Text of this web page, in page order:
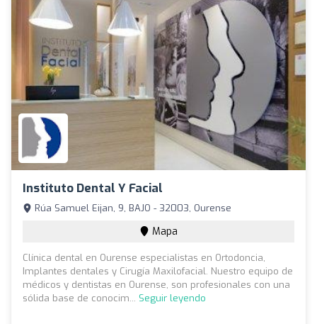
Instituto Dental Y Facial
Rúa Samuel Eijan, 9, BAJO - 32003, Ourense
Mapa
Clínica dental en Ourense especialistas en Ortodoncia,
Implantes dentales y Cirugía Maxilofacial. Nuestro equipo de
médicos y dentistas en Ourense, son profesionales con una
sólida base de conocim... Seguir leyendo